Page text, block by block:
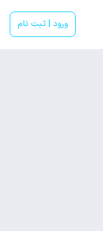
ورود | ثبت نام